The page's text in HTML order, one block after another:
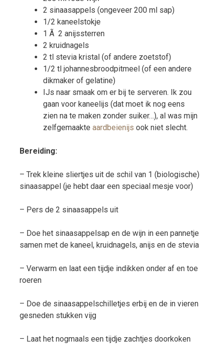
2 sinaasappels (ongeveer 200 ml sap)
1/2 kaneelstokje
1 Ã 2 anijssterren
2 kruidnagels
2 tl stevia kristal (of andere zoetstof)
1/2 tl johannesbroodpitmeel (of een andere
dikmaker of gelatine)
IJs naar smaak om er bij te serveren. Ik zou
gaan voor kaneelijs (dat moet ik nog eens
zien na te maken zonder suiker…), al was mijn
zelfgemaakte aardbeienijs ook niet slecht.
Bereiding:
– Trek kleine sliertjes uit de schil van 1 (biologische)
sinaasappel (je hebt daar een speciaal mesje voor)
– Pers de 2 sinaasappels uit
– Doe het sinaasappelsap en de wijn in een pannetje
samen met de kaneel, kruidnagels, anijs en de stevia
– Verwarm en laat een tijdje indikken onder af en toe
roeren
– Doe de sinaasappelschilletjes erbij en de in vieren
gesneden stukken vijg
– Laat het nogmaals een tijdje zachtjes doorkoken